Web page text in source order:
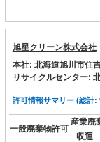
旭星クリーン株式会社
本社: 北海道旭川市住
リサイクルセンター:
許可情報サマリー (総計:
一般廃棄物許可
産業廃
収運